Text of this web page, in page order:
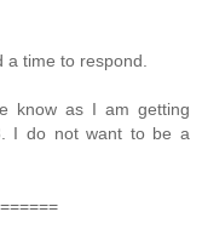
time to respond.
know as I am getting
I do not want to be a